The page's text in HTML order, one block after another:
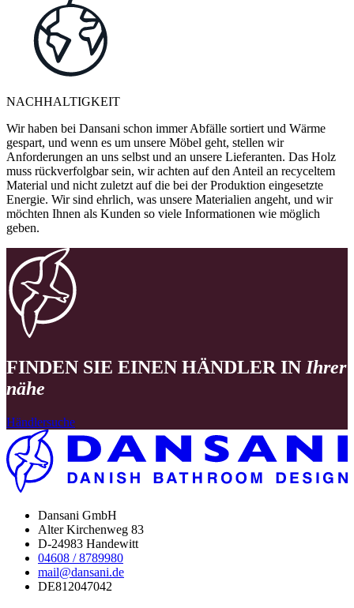
NACHHALTIGKEIT
Wir haben bei Dansani schon immer Abfälle sortiert und Wärme
gespart, und wenn es um unsere Möbel geht, stellen wir
Anforderungen an uns selbst und an unsere Lieferanten. Das Holz
muss rückverfolgbar sein, wir achten auf den Anteil an recyceltem
Material und nicht zuletzt auf die bei der Produktion eingesetzte
Energie. Wir sind ehrlich, was unsere Materialien angeht, und wir
möchten Ihnen als Kunden so viele Informationen wie möglich
geben.
FINDEN SIE EINEN HÄNDLER IN Ihrer
nähe
Händlersuche
Dansani GmbH
Alter Kirchenweg 83
D-24983 Handewitt
04608 / 8789980
mail@dansani.de
DE812047042